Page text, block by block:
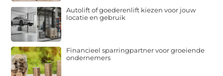
Autolift of goederenlift kiezen voor jouw
locatie en gebruik
Financieel sparringpartner voor groeiende
ondernemers